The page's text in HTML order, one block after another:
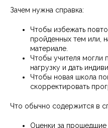
Зачем нужна справка:
Чтобы избежать
пройденных тем или,
материале.
Чтобы учителя могли
нагрузку и дать
Чтобы новая школа
скорректировать
Что обычно содержится в
Оценки за прошедшие